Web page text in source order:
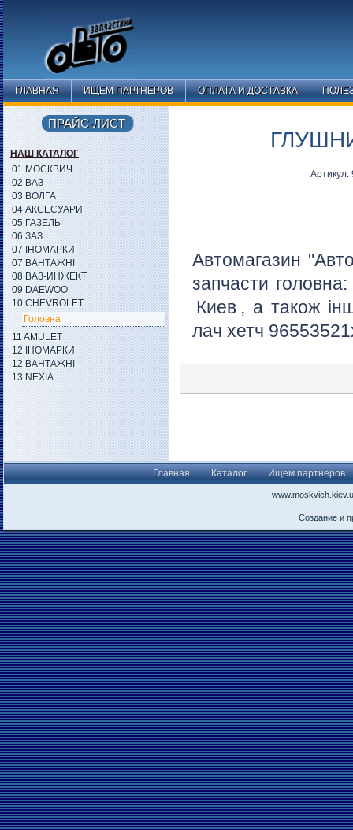
ГЛАВНАЯ ИЩЕМ ПАРТНЕРОВ ОПЛАТА И ДОСТАВКА
Автомагазин
запчасти
Киев , а також
лач хетч
ПРАЙС-ЛИСТ
НАШ КАТАЛОГ
01 МОСКВИЧ
02 ВАЗ
03 ВОЛГА
04 АКСЕСУАРИ
05 ГАЗЕЛЬ
06 ЗАЗ
07 ІНОМАРКИ
07 ВАНТАЖНІ
08 ВАЗ-ИНЖЕКТ
09 DAEWOO
10 CHEVROLET
Головна
11 AMULET
12 ІНОМАРКИ
12 ВАНТАЖНІ
13 NEXIA
Главная Каталог Ищем партнеров
Создание и